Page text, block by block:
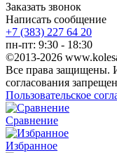
Заказать звонок
Написать сообщение
+7 (383) 227 64 20
пн-пт: 9:30 - 18:30
©2013-2026
Все права защищены.
согласования
Пользовательское
Сравнение
Избранное